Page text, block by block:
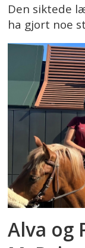
Den siktede
ha gjort noe
Alva og